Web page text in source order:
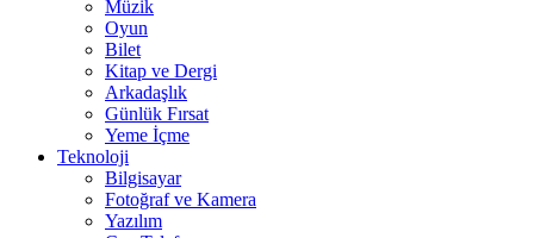
Müzik
Oyun
Bilet
Kitap ve Dergi
Arkadaşlık
Günlük Fırsat
Yeme İçme
Teknoloji
Bilgisayar
Fotoğraf ve Kamera
Yazılım